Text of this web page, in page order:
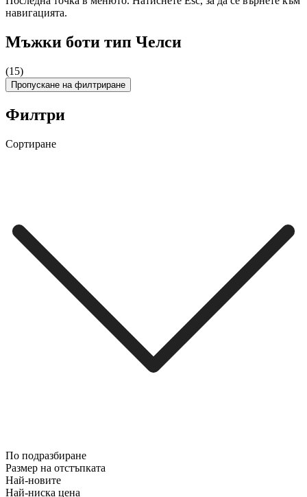
навигацията.
Мъжки боти тип Челси
(15)
Пропускане на филтриране
Филтри
Сортиране
По подразбиране
Размер на отстъпката
Най-новите
Най-ниска цена